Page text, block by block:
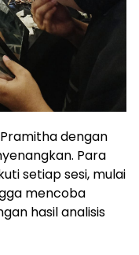
dengan
Para
setiap sesi, mulai
mencoba
hasil analisis